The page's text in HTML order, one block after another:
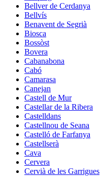
Bellver de Cerdanya
Bellvís
Benavent de Segrià
Biosca
Bossòst
Bovera
Cabanabona
Cabó
Camarasa
Canejan
Castell de Mur
Castellar de la Ribera
Castelldans
Castellnou de Seana
Castelló de Farfanya
Castellserà
Cava
Cervera
Cervià de les Garrigues